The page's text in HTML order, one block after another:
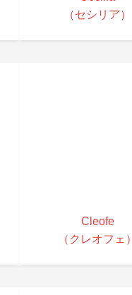
（セシリア）
Cleofe
（クレオフェ）